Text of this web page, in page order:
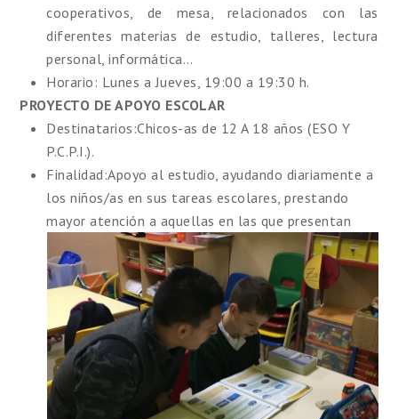
cooperativos, de mesa, relacionados con las
diferentes materias de estudio, talleres, lectura
personal, informática…
Horario : Lunes a Jueves, 19:00 a 19:30 h.
PROYECTO DE APOYO ESCOLAR
Destinatarios :Chicos-as de 12 A 18 años (ESO Y
P.C.P.I.).
Finalidad :Apoyo al estudio, ayudando diariamente a
los niños/as en sus tareas escolares, prestando
mayor atención a aquellas en las que presentan